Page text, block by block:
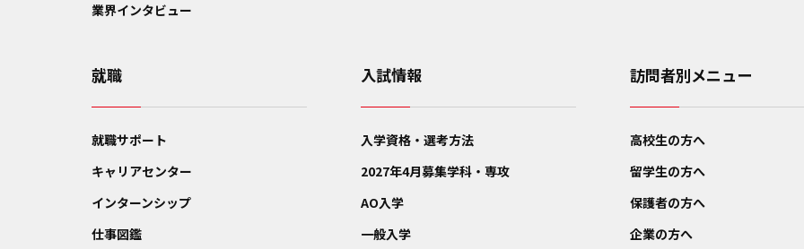
業界インタビュー
就職
就職サポート
キャリアセンター
インターンシップ
仕事図鑑
入試情報
入学資格・選考方法
2027年4月募集学科・専攻
AO入学
一般入学
訪問者別メニュー
高校生の方へ
留学生の方へ
保護者の方へ
企業の方へ